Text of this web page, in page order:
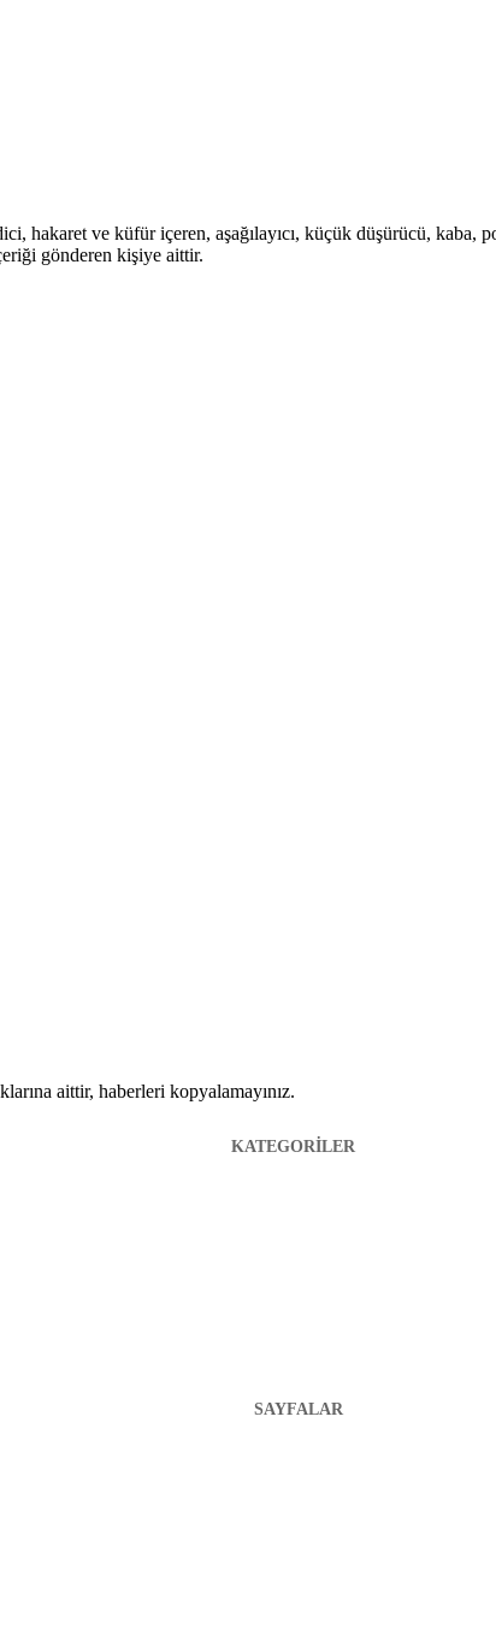
hakaret ve küfür içeren, aşağılayıcı, küçük düşürücü,
gönderen kişiye aittir.
aittir, haberleri kopyalamayınız.
KATEGORİLER
SAYFALAR